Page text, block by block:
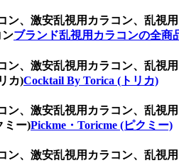
、激安乱視用カラコン、乱視
ンブランド乱視用カラコンの全商
、激安乱視用カラコン、乱視
カ)Cocktail By Torica (トリカ)
、激安乱視用カラコン、乱視
ミー)Pickme・Toricme (ピクミー)
、激安乱視用カラコン、乱視